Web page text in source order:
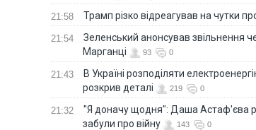
21:58 Трамп різко відреагував на чутки
21:54
Зеленський анонсував звільнення
Марганці
93 0
21:43
В Україні розподіляти
розкрив деталі
219 0
21:32
"Я доначу щодня": Даша Астаф'єва
забули про війну
143 0